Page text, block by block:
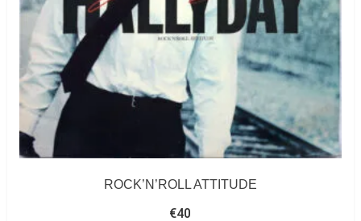
ROCK’N’ROLL ATTITUDE
€40